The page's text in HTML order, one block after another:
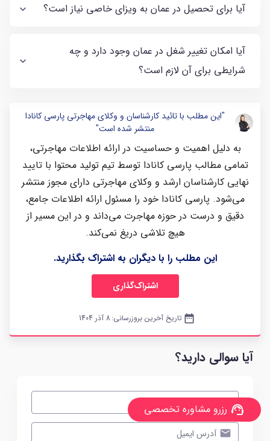
آیا برای تحصیل در عمان به ویزای خاصی نیاز است؟
آیا امکان تغییر شغل در عمان وجود دارد و چه
شرایطی برای آن لازم است؟
"این مطلب با تائید کارشناسان و وکلای مهاجرتی پارسی کانادا
منتشر شده است"
به دلیل اهمیت و حساسیت در ارائه اطلاعات مهاجرتی،
تمامی مطالب پارسی کانادا توسط تیم تولید محتوا با تایید
نهایی کارشناسان ارشد و وکلای مهاجرتی دارای مجوز منتشر
می‌شود. پارسی کانادا خود را مسئول ارائه اطلاعات جامع،
دقیق و درست در حوزه مهاجرت می‌داند و در این مسیر از
هیچ تلاشی دریغ نمی‌کند.
این مطلب را با دیگران به اشتراک بگذارید.
اشتراک‌گذاری
date_range تاریخ آخرین بروزرسانی:8 آذر 1404
آیا سوالی دارید؟
support_agent رزرو مشاوره تخصصی